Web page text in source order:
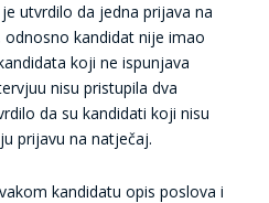
utvrdilo da jedna prijava na
kandidat nije imao
koji ne ispunjava
nisu pristupila dva
da su kandidati koji nisu
prijavu na natječaj.
kandidatu opis poslova i